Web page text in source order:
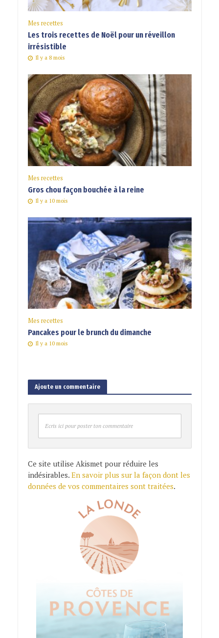
Mes recettes
Les trois recettes de Noël pour un réveillon
irrésistible
Il y a 8 mois
Mes recettes
Gros chou façon bouchée à la reine
Il y a 10 mois
Mes recettes
Pancakes pour le brunch du dimanche
Il y a 10 mois
Ajoute un commentaire
Ecris ici pour poster ton commentaire
Ce site utilise Akismet pour réduire les
indésirables. En savoir plus sur la façon dont les
données de vos commentaires sont traitées.